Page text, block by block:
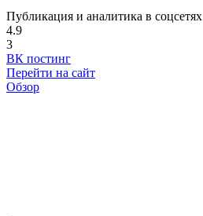
Публикация и аналитика в соцсетях
4.9
3
ВК постинг
Перейти на сайт
Обзор